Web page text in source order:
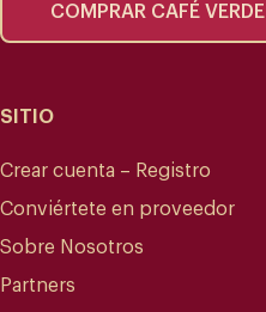
COMPRAR CAFÉ VERDE
SITIO
Crear cuenta – Registro
Conviértete en proveedor
Sobre Nosotros
Partners